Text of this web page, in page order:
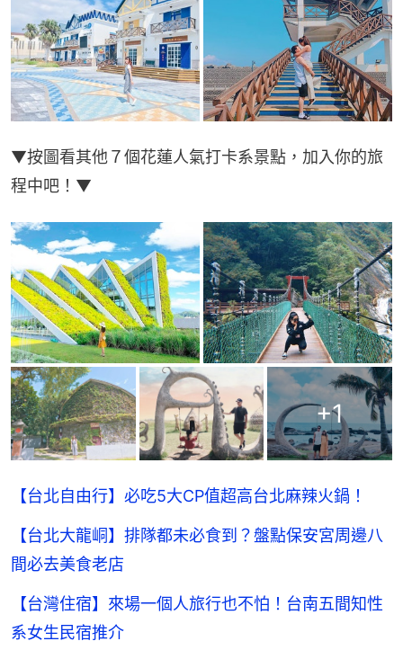
▼按圖看其他７個花蓮人氣打卡系景點，加入你的旅
程中吧！▼
+1
【台北自由行】必吃5大CP值超高台北麻辣火鍋！
【台北大龍峒】排隊都未必食到？盤點保安宮周邊八
間必去美食老店
【台灣住宿】來場一個人旅行也不怕！台南五間知性
系女生民宿推介